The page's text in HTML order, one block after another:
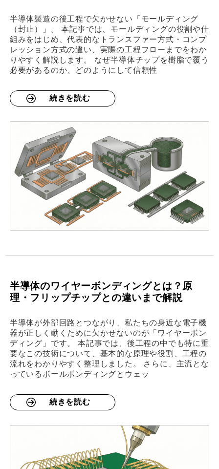
半導体製造の後工程で欠かせない「モールディング
（封止）」。 本記事では、モールディングの役割や仕
組みをはじめ、代表的なトランスファー方式・コンプ
レッション方式の違い、実際の工程フローまでをわか
りやすく解説します。 なぜ半導体チップを樹脂で覆う
必要があるのか、どのようにして信頼性
続きを読む
半導体のワイヤーボンディングとは？原
理・フリップチップとの違いまで解説
半導体が外部回路とつながり、私たちの身近な電子機
器が正しく動くために欠かせないのが「ワイヤーボン
ディング」です。 本記事では、後工程の中でも特に重
要なこの技術について、基本的な原理や役割、工程の
流れをわかりやすく整理しました。 さらに、主流とな
っているボールボンディングとウェッ
続きを読む